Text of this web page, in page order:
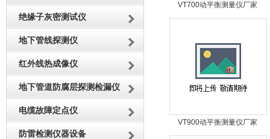
绝缘子灰密测试仪
地下管线探测仪
红外线热成像仪
地下管道防腐层探测检漏仪
电缆故障定点仪
防雷检测仪器设备
VT700动平衡测量仪厂家
VT900动平衡测量仪厂家